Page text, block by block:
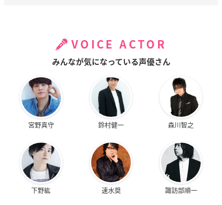
VOICE ACTOR
みんなが気になっている声優さん
宮野真守 鈴村健一 森川智之
下野紘 速水奨 諏訪部順一